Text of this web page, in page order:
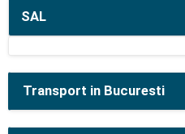
SAL
Transport in Bucuresti